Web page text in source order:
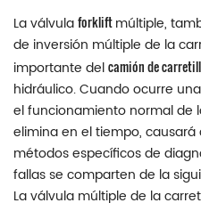
La válvulaforkliftmúltiple,
de inversión múltiple de la
importante delcamión de
hidráulico. Cuando ocurre
el funcionamiento normal de
elimina en el tiempo, causará
métodos específicos de
fallas se comparten de la
La válvula múltiple de la